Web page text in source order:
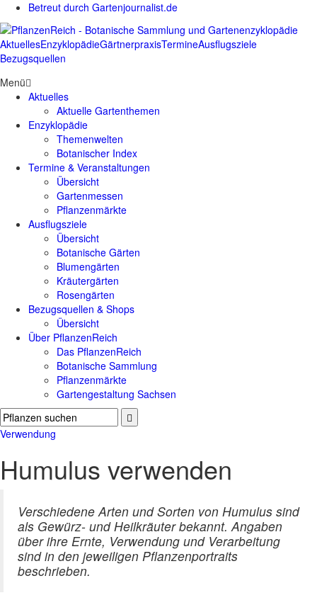
Betreut durch Gartenjournalist.de
AktuellesEnzyklopädieGärtnerpraxisTermineAusflugsziele
Bezugsquellen
Menü
Aktuelles
Aktuelle Gartenthemen
Enzyklopädie
Themenwelten
Botanischer Index
Termine & Veranstaltungen
Übersicht
Gartenmessen
Pflanzenmärkte
Ausflugsziele
Übersicht
Botanische Gärten
Blumengärten
Kräutergärten
Rosengärten
Bezugsquellen & Shops
Übersicht
Über PflanzenReich
Das PflanzenReich
Botanische Sammlung
Pflanzenmärkte
Gartengestaltung Sachsen
Verwendung
Humulus verwenden
Verschiedene Arten und Sorten von Humulus sind
als Gewürz- und Heilkräuter bekannt. Angaben
über ihre Ernte, Verwendung und Verarbeitung
sind in den jeweiligen Pflanzenportraits
beschrieben.